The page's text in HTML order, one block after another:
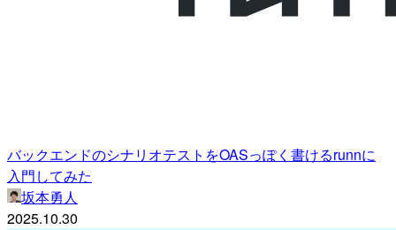
バックエンドのシナリオテストをOASっぽく書けるrunnに
入門してみた
坂本勇人
2025.10.30